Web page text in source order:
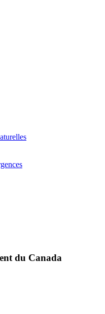
du Canada